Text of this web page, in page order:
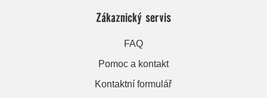
Zákaznický servis
FAQ
Pomoc a kontakt
Kontaktní formulář